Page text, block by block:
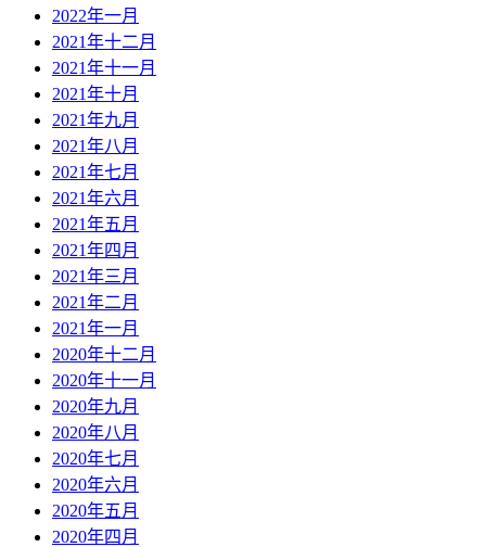
2022年一月
2021年十二月
2021年十一月
2021年十月
2021年九月
2021年八月
2021年七月
2021年六月
2021年五月
2021年四月
2021年三月
2021年二月
2021年一月
2020年十二月
2020年十一月
2020年九月
2020年八月
2020年七月
2020年六月
2020年五月
2020年四月